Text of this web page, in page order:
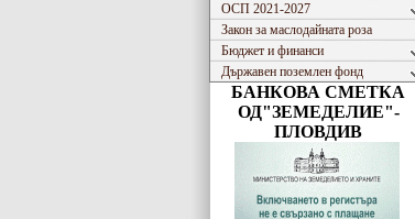
ОСП 2021-2027
Закон за маслодайната роза
Бюджет и финанси
Държавен поземлен фонд
БАНКОВА СМЕТКА
ОД"ЗЕМЕДЕЛИЕ"-
ПЛОВДИВ